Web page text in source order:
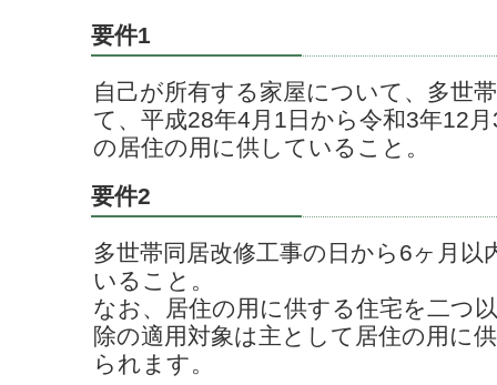
要件1
自己が所有する家屋について、多世
て、平成28年4月1日から令和3年12
の居住の用に供していること。
要件2
多世帯同居改修工事の日から6ヶ月以
いること。
なお、居住の用に供する住宅を二つ
除の適用対象は主として居住の用に
られます。